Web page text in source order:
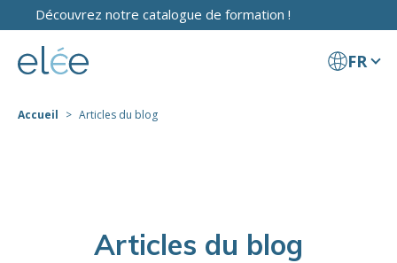
Découvrez notre catalogue de formation !
FR
Accueil Articles du blog
Articles du blog